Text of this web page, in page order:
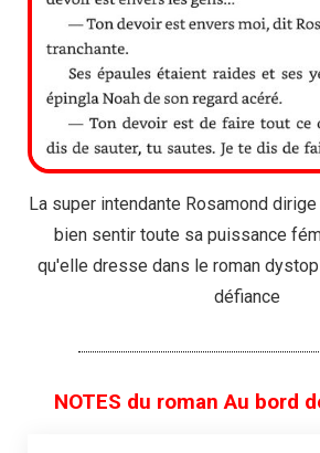
La super intendante Rosamond
bien sentir toute sa puissance
qu'elle dresse dans le roman
défiance
NOTES du roman Au bord